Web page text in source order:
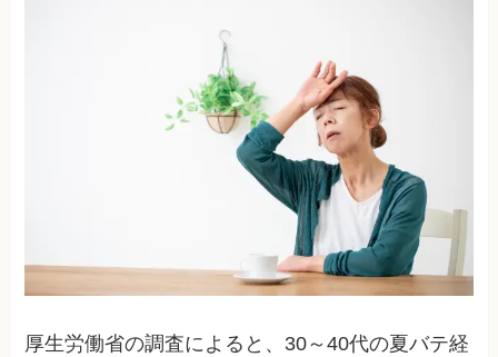
厚生労働省の調査によると、30～40代の夏バテ経